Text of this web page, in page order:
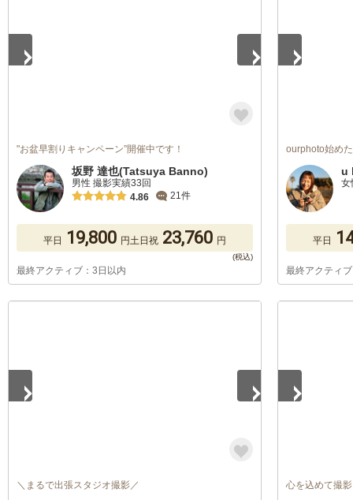
"お盆早割りキャンペーン”開催中です！
坂野 達也(Tatsuya Banno)
男性 撮影実績33回
4.86
21件
平日 19,800 円土日祝 23,760 円
最終アクティブ：3日以内
ourphoto始め
u
女
平日
最終アクティ
＼まるで出張スタジオ撮影／ 心を込めて撮